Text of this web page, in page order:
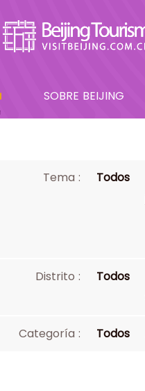
SOBRE BEIJING
Tema : Todos
Distrito : Todos
Categoría : Todos